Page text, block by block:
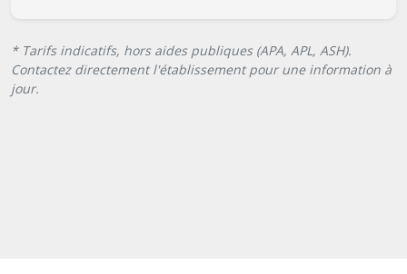
* Tarifs indicatifs, hors aides publiques (APA, APL, ASH).
Contactez directement l'établissement pour une information à
jour.